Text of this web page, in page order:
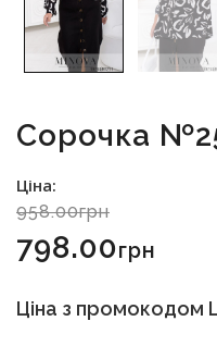
Сорочка
Ціна:
958.00грн
798.00Грн
Ціна з промокодом